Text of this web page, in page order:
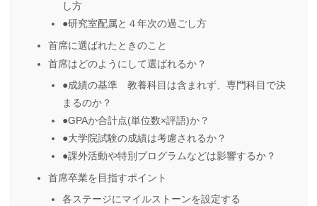
し方
●研究室配属と４年次の過ごし方
首席に選ばれたときのこと
首席はどのようにして選ばれるか？
●成績の基準 教養科目は含まれず、専門科目で決
まるのか？
●GPAか合計点(単位数×評語)か？
●大学院試験の成績は考慮されるか？
●課外活動や特別プログラムなどは影響するか？
首席卒業を目指すポイント
各ステージにマイルストーンを設定する